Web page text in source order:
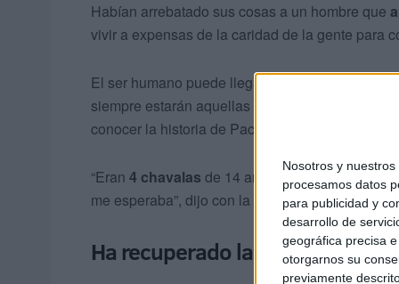
Nosotros y nuestros
procesamos datos
para publicidad y
desarrollo de
geográfica precisa
otorgarnos su
previamente
Habían arrebatado sus cosas a un hombre que
vivir a expensas de la caridad de la gente para
El ser humano puede llegar a ser muy
siempre estarán aquellas personas buenas
conocer la historia de Paco acudieron a ofrecerle
“Eran 4 chavalas de 14 años y me dieron10
me esperaba”, dijo con la mirada perdida y
Ha recuperado las llaves y el